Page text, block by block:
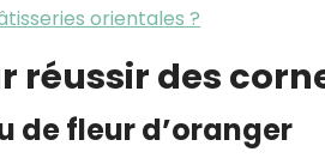
orientales ?
réussir des
de fleur d’oranger